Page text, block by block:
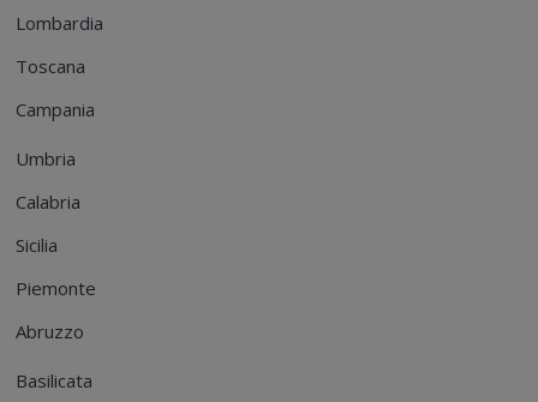
Lombardia
Toscana
Campania
Umbria
Calabria
Sicilia
Piemonte
Abruzzo
Basilicata